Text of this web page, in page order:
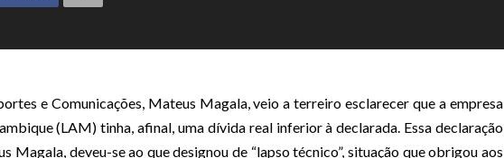
e Comunicações, Mateus Magala, veio a terreiro esclarecer que a empresa
(LAM) tinha, afinal, uma dívida real inferior à declarada. Essa declaração
Magala, deveu-se ao que designou de “lapso técnico”, situação que obrigou aos